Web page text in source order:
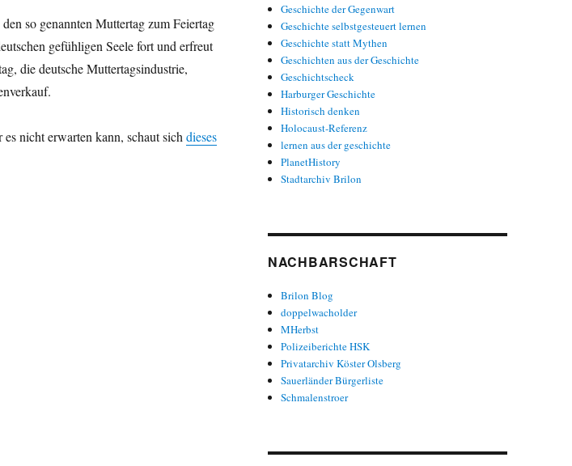
so genannten Muttertag zum Feiertag
gefühligen Seele fort und erfreut
die deutsche Muttertagsindustrie,
nicht erwarten kann, schaut sichdieses
Geschichte der Gegenwart
Geschichte selbstgesteuert lernen
Geschichte statt Mythen
Geschichten aus der Geschichte
Geschichtscheck
Harburger Geschichte
Historisch denken
Holocaust-Referenz
lernen aus der geschichte
PlanetHistory
Stadtarchiv Brilon
NACHBARSCHAFT
Brilon Blog
doppelwacholder
MHerbst
Polizeiberichte HSK
Privatarchiv Köster Olsberg
Sauerländer Bürgerliste
Schmalenstroer